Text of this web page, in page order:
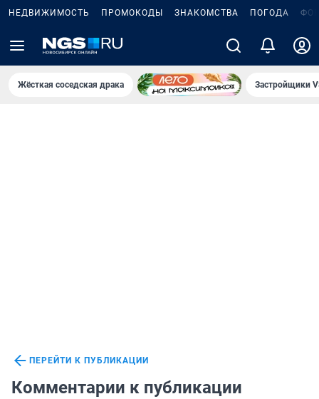
НЕДВИЖИМОСТЬ ПРОМОКОДЫ ЗНАКОМСТВА ПОГОДА
Жёсткая соседская драка Застройщики
ПЕРЕЙТИ К ПУБЛИКАЦИИ
Комментарии к публикации